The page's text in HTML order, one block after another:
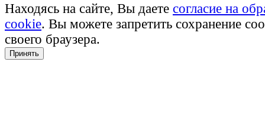
Находясь на сайте, Вы даете согласие на
cookie. Вы можете запретить сохранение
своего браузера.
Принять